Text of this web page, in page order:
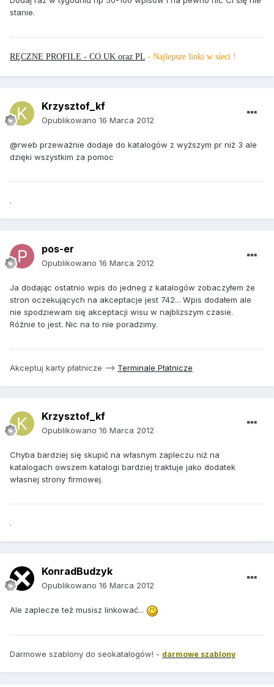
stanie.
RĘCZNE PROFILE - CO.UK oraz PL - Najlepsze linki w sieci !
Krzysztof_kf
Opublikowano 16 Marca 2012
@rweb przeważnie dodaje do katalogów z wyższym pr niż 3 ale
dzięki wszystkim za pomoc
.
pos-er
Opublikowano 16 Marca 2012
Ja dodając ostatnio wpis do jedneg z katalogów zobaczyłem że
stron oczekujących na akceptacje jest 742... Wpis dodałem ale
nie spodziewam się akceptacji wisu w najblizszym czasie.
Różnie to jest. Nic na to nie poradzimy.
Akceptuj karty płatnicze --> Terminale Płatnicze
Krzysztof_kf
Opublikowano 16 Marca 2012
Chyba bardziej się skupić na własnym zapleczu niż na
katalogach owszem katalogi bardziej traktuje jako dodatek
własnej strony firmowej.
.
KonradBudzyk
Opublikowano 16 Marca 2012
Ale zaplecze też musisz linkować...
Darmowe szablony do seokatalogów! - darmowe szablony